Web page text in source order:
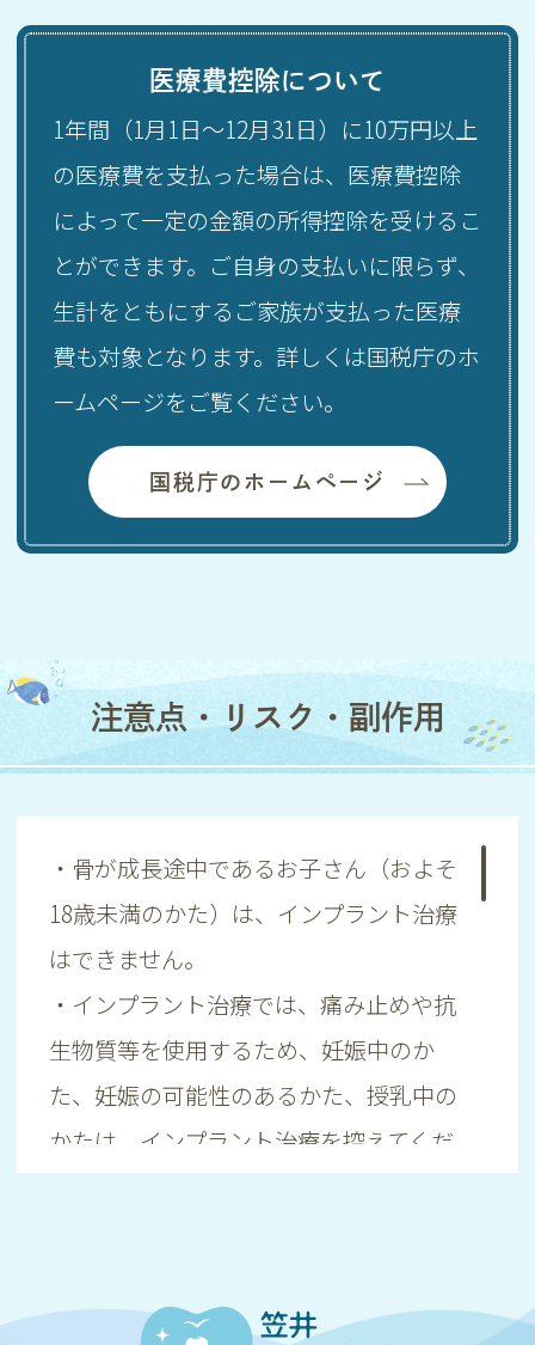
医療費控除について
1年間（1月1日～12月31日）に10万円以上
の医療費を支払った場合は、医療費控除
によって一定の金額の所得控除を受けるこ
とができます。ご自身の支払いに限らず、
生計をともにするご家族が支払った医療
費も対象となります。詳しくは国税庁のホ
ームページをご覧ください。
国税庁のホームページ
注意点・リスク・副作用
・骨が成長途中であるお子さん（およそ
18歳未満のかた）は、インプラント治療
はできません。
・インプラント治療では、痛み止めや抗
生物質等を使用するため、妊娠中のか
た、妊娠の可能性のあるかた、授乳中の
かたは、インプラント治療を控えてくだ
さない場合があります。